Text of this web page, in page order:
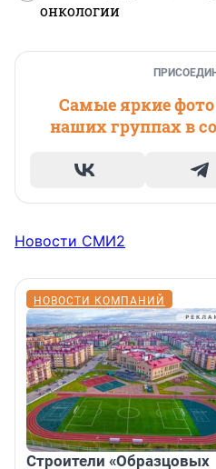
онкологии
Самые яркие
наших группах в
Новости СМИ2
НОВОСТИ КОМПАНИЙ
Строители «Образцовых